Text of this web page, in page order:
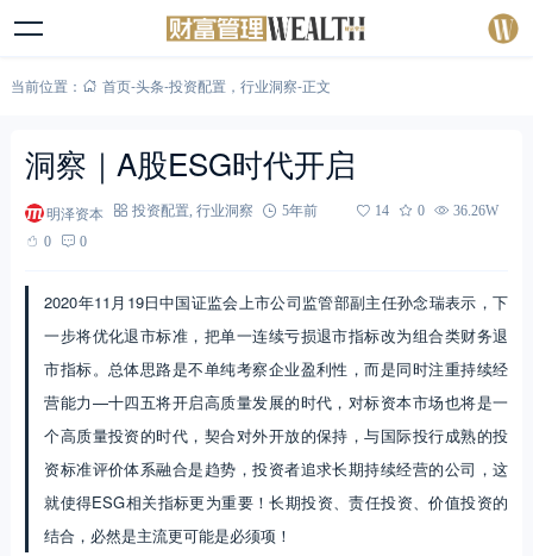
当前位置： 首页-头条-投资配置， 行业洞察-正文
洞察｜A股ESG时代开启
明泽资本 投资配置, 行业洞察 5年前 14 0
36.26W
0
0
2020年11月19日中国证监会上市公司监管部副主任孙念瑞表示，下
一步将优化退市标准，把单一连续亏损退市指标改为组合类财务退
市指标。总体思路是不单纯考察企业盈利性，而是同时注重持续经
营能力—十四五将开启高质量发展的时代，对标资本市场也将是一
个高质量投资的时代，契合对外开放的保持，与国际投行成熟的投
资标准评价体系融合是趋势，投资者追求长期持续经营的公司，这
就使得ESG相关指标更为重要！长期投资、责任投资、价值投资的
结合，必然是主流更可能是必须项！